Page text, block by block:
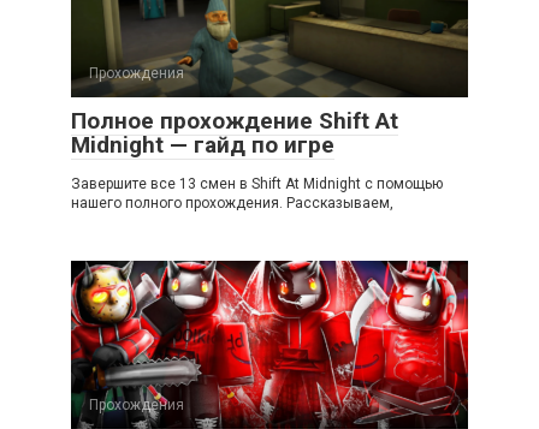
Прохождения
Полное прохождение Shift At
Midnight — гайд по игре
Завершите все 13 смен в Shift At Midnight с помощью
нашего полного прохождения. Рассказываем,
Прохождения